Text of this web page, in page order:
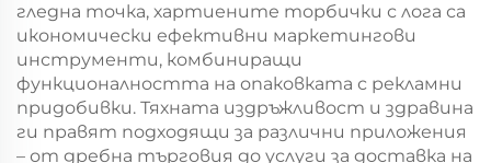
гледна точка, хартиените торбички с лога са
икономически ефективни маркетингови
инструменти, комбиниращи
функционалността на опаковката с рекламни
придобивки. Тяхната издръжливост и здравина
ги правят подходящи за различни приложения
– от дребна търговия до услуги за доставка на